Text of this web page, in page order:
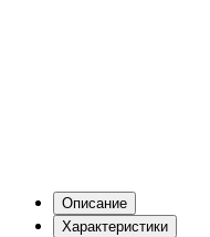
Описание
Характеристики